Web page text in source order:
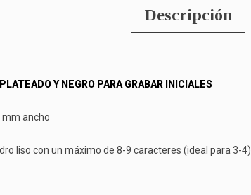
Descripción
Y NEGRO PARA GRABAR INICIALES
mm ancho
liso con un máximo de 8-9 caracteres (ideal para 3-4)